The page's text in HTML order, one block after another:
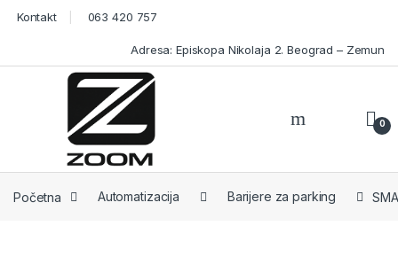
Skip to navigation
Skip to content
Kontakt 063 420 757
Adresa: Episkopa Nikolaja 2. Beograd – Zemun
0
Početna Automatizacija Barijere za parking